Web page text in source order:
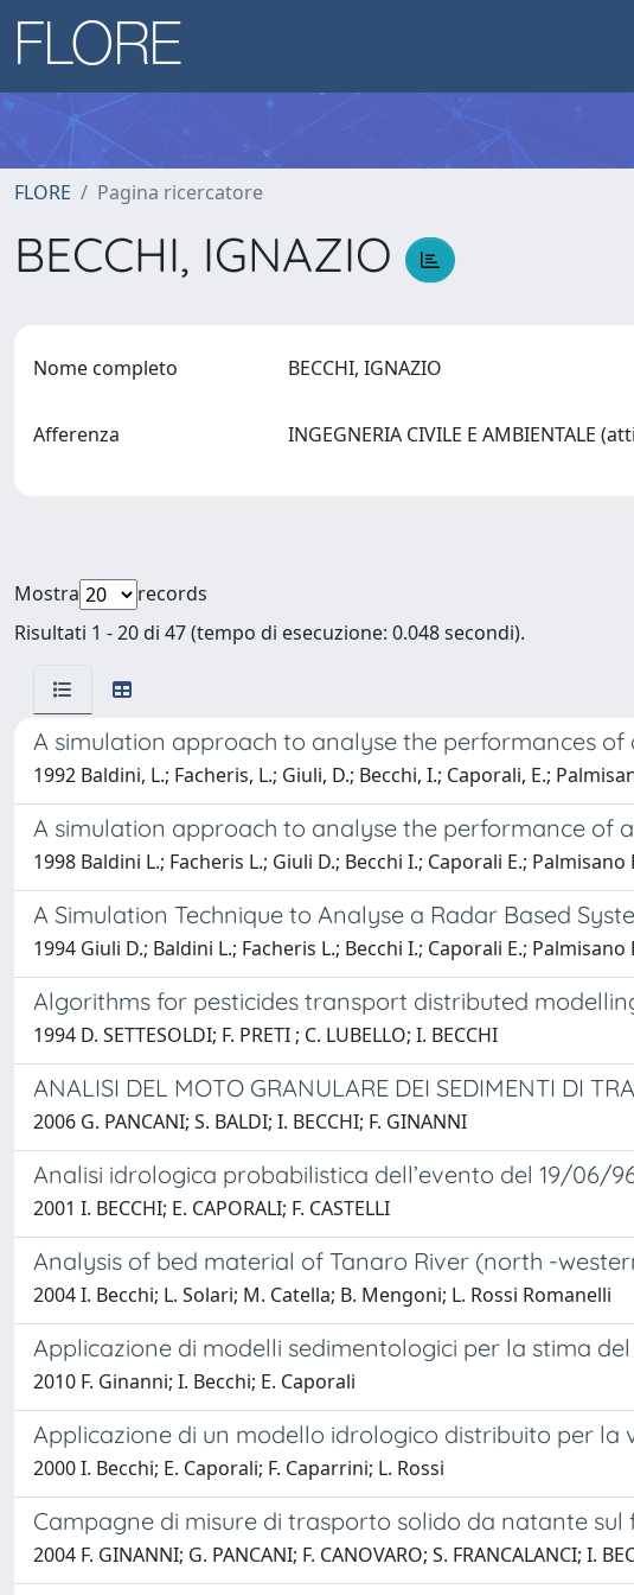
FLORE Pagina ricercatore
BECCHI, IGNAZIO
Nome completo BECCHI, IGNAZIO
Afferenza INGEGNERIA CIVILE E AMBIENTALE
Mostra
records
Risultati 1 - 20 di 47 (tempo di esecuzione: 0.048 secondi).
A simulation approach to analyse the performances
1992 Baldini, L.; Facheris, L.; Giuli, D.; Becchi, I.; Caporali, E.;
A simulation approach to analyse the performance of
1998 Baldini L.; Facheris L.; Giuli D.; Becchi I.; Caporali E.; Palmisano
A Simulation Technique to Analyse a Radar Based
1994 Giuli D.; Baldini L.; Facheris L.; Becchi I.; Caporali E.; Palmisano
Algorithms for pesticides transport distributed
1994 D. SETTESOLDI; F. PRETI ; C. LUBELLO; I. BECCHI
ANALISI DEL MOTO GRANULARE DEI SEDIMENTI DI
2006 G. PANCANI; S. BALDI; I. BECCHI; F. GINANNI
Analisi idrologica probabilistica dell’evento del 19/06/
2001 I. BECCHI; E. CAPORALI; F. CASTELLI
Analysis of bed material of Tanaro River (north -
2004 I. Becchi; L. Solari; M. Catella; B. Mengoni; L. Rossi Romanelli
Applicazione di modelli sedimentologici per la stima
2010 F. Ginanni; I. Becchi; E. Caporali
Applicazione di un modello idrologico distribuito per
2000 I. Becchi; E. Caporali; F. Caparrini; L. Rossi
Campagne di misure di trasporto solido da natante sul
2004 F. GINANNI; G. PANCANI; F. CANOVARO; S. FRANCALANCI; I.